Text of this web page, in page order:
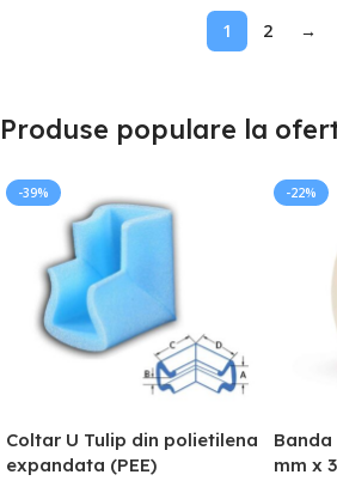
1 2 →
Produse populare la
-11%
Coltar de carton 35x35x3
(mm), lungime 1 m
-15%
Coltar
(mm),